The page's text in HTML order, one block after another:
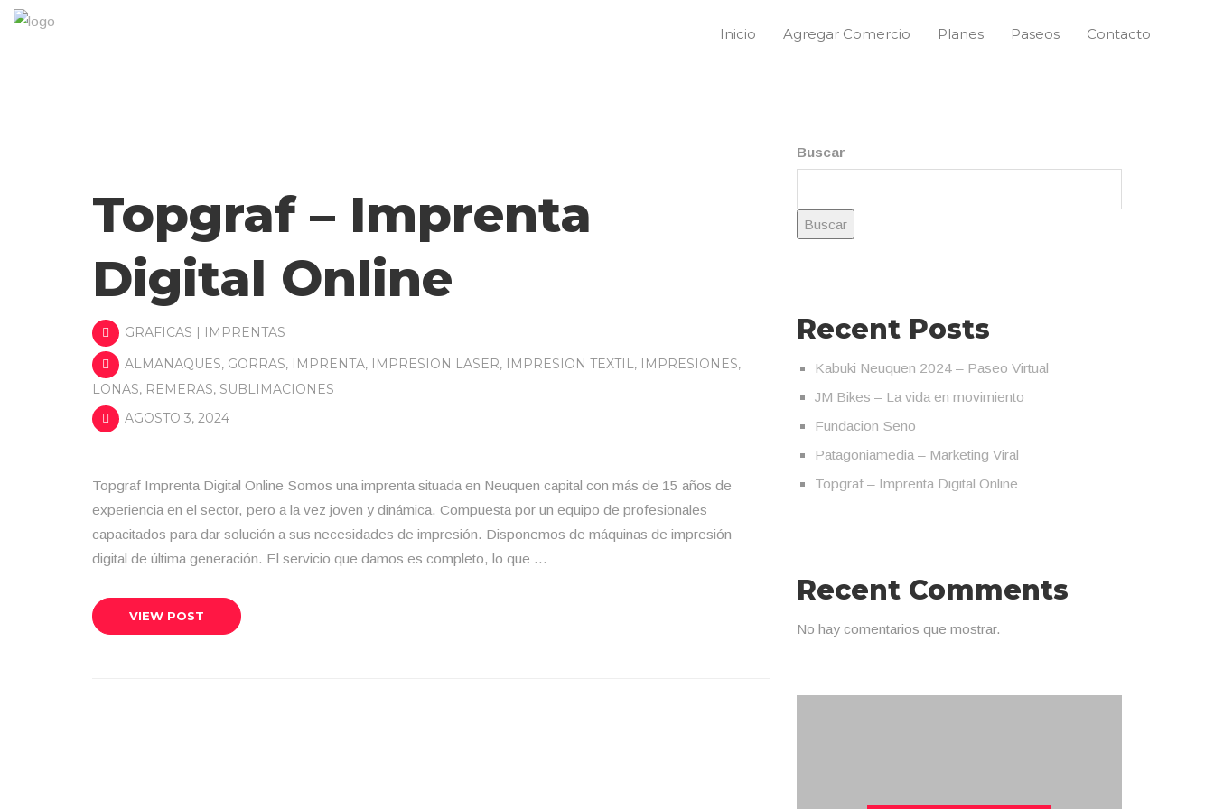
Inicio Agregar Comercio Planes Paseos Contacto
Topgraf – Imprenta
Digital Online
GRAFICAS | IMPRENTAS
ALMANAQUES, GORRAS, IMPRENTA, IMPRESION LASER, IMPRESION TEXTIL, IMPRESIONES,
LONAS, REMERAS, SUBLIMACIONES
AGOSTO 3, 2024
Topgraf Imprenta Digital Online Somos una imprenta situada en Neuquen capital con más de 15 años de
experiencia en el sector, pero a la vez joven y dinámica. Compuesta por un equipo de profesionales
capacitados para dar solución a sus necesidades de impresión. Disponemos de máquinas de impresión
digital de última generación. El servicio que damos es completo, lo que …
VIEW POST
Buscar
Buscar
Recent Posts
Kabuki Neuquen 2024 – Paseo Virtual
JM Bikes – La vida en movimiento
Fundacion Seno
Patagoniamedia – Marketing Viral
Topgraf – Imprenta Digital Online
Recent Comments
No hay comentarios que mostrar.